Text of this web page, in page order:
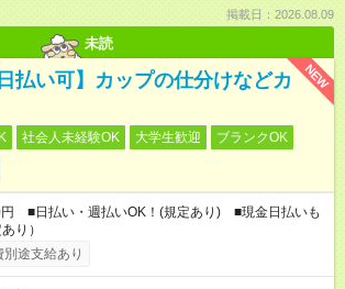
掲載日：2026.08.09
未読
NEW
払い可】カップの仕分けなどカ
社会人未経験OK 大学生歓迎
ブランクOK
■日払い・週払いOK！(規定あり) ■現金日払いも
り）
別途支給あり